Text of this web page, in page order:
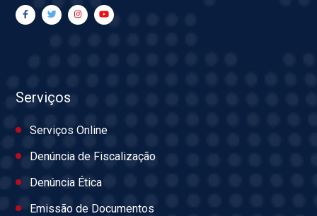
Serviços
Serviços Online
Denúncia de Fiscalização
Denúncia Ética
Emissão de Documentos